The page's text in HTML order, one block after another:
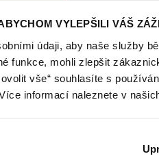
VYLEPŠILI VÁŠ
údaji, aby naše služby
funkce, mohli zlepšit
vše“ souhlasíte s
informací naleznete v